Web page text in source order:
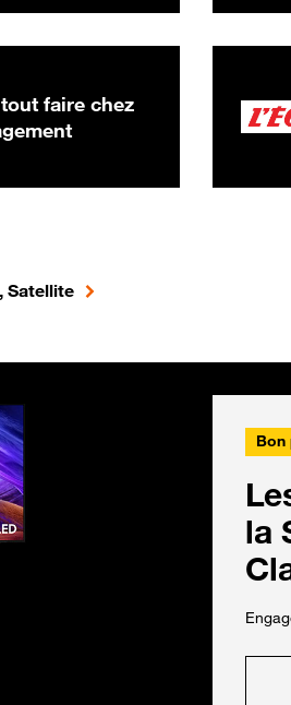
faire chez
Satellite
Bon
la